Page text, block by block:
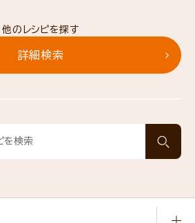
他のレシピを探す
詳細検索